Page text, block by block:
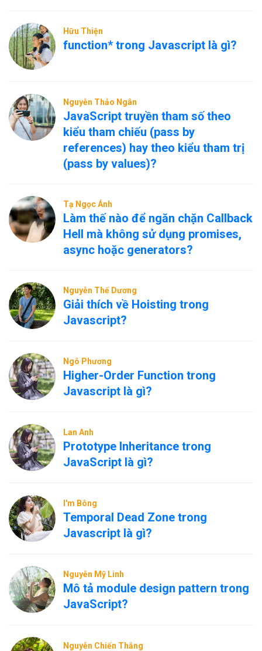
Hữu Thiện
function* trong Javascript là gì?
Nguyễn Thảo Ngân
JavaScript truyền tham số theo
kiểu tham chiếu (pass by
references) hay theo kiểu tham trị
(pass by values)?
Tạ Ngọc Ánh
Làm thế nào để ngăn chặn Callback
Hell mà không sử dụng promises,
async hoặc generators?
Nguyễn Thế Dương
Giải thích về Hoisting trong
Javascript?
Ngô Phương
Higher-Order Function trong
Javascript là gì?
Lan Anh
Prototype Inheritance trong
JavaScript là gì?
I'm Bông
Temporal Dead Zone trong
Javascript là gì?
Nguyễn Mỹ Linh
Mô tả module design pattern trong
JavaScript?
Nguyễn Chiến Thắng